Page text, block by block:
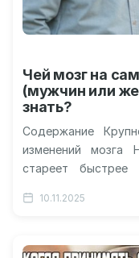
Чей мозг на
(мужчин или
знать?
Содержание
изменений мозга
стареет быстрее
образования и…
10.11.2025